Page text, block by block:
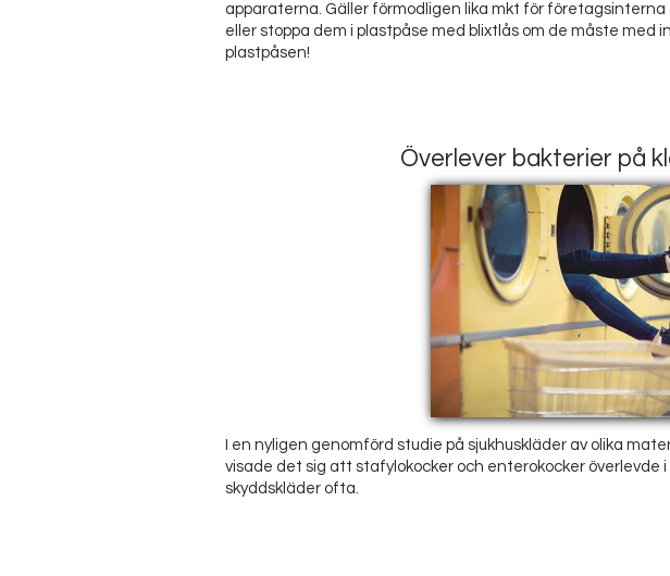
apparaterna. Gäller förmodligen lika mkt för
eller stoppa dem i plastpåse med blixtlås om de måste med
plastpåsen!
Överlever bakterier på
I en nyligen genomförd studie på sjukhuskläder av olika
visade det sig att stafylokocker och enterokocker överlevde
skyddskläder ofta.